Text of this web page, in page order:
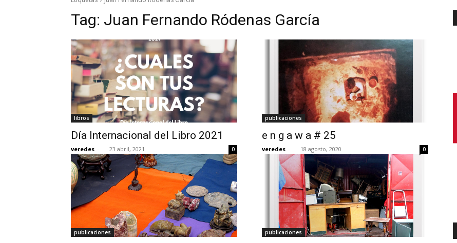
Tag: Juan Fernando Ródenas García
libros
Día Internacional del Libro 2021
veredes - 23 abril, 2021 0
publicaciones
e n g a w a # 25
veredes - 18 agosto, 2020 0
publicaciones publicaciones